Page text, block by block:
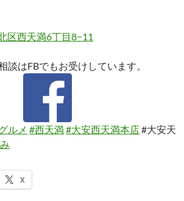
区西天満6丁目8−11
談はFBでもお受けしています。
ルメ #西天満#大安西天満本店#大安天
X